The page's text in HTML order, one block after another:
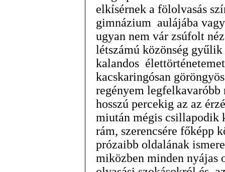
elkísérnek a fölolvasás
gimnázium aulájába
ugyan nem vár zsúfolt
létszámú közönség
kalandos
kacskaringósan
regényem
hosszú percekig az az
miután mégis csillapodik
rám, szerencsére főképp
prózaibb oldalának
miközben minden nyájas